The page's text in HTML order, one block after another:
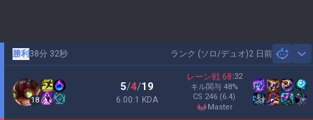
ランク (ソロ/デュオ)2 日前
勝利 38分 32秒
18
5/4/19
6.00:1 KDA
レーン戦 68:32
キル関与 48%
CS 246 (6.4)
master